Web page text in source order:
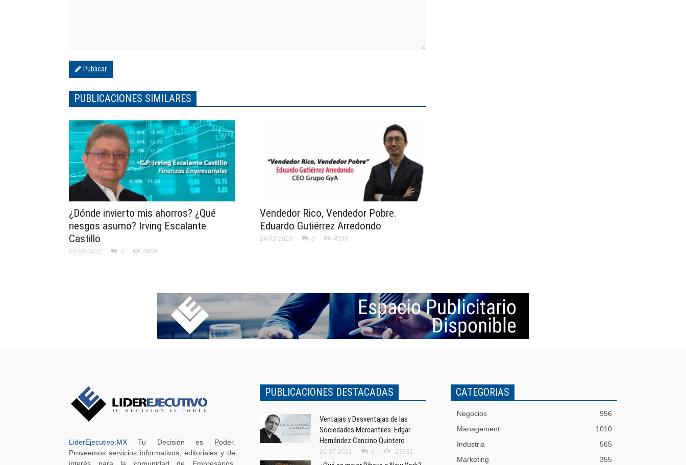
Publicar
PUBLICACIONES SIMILARES
¿Dónde invierto mis ahorros? ¿Qué
riesgos asumo? Irving Escalante
Castillo
02-08-2021 0 4909
Vendedor Rico, Vendedor Pobre.
Eduardo Gutiérrez Arredondo
14-03-2023 0 4590
LiderEjecutivo.MX Tu Decisión es Poder.
Proveemos servicios informativos, editoriales y de
PUBLICACIONES DESTACADAS
Ventajas y Desventajas de las
Sociedades Mercantiles. Edgar
Hernández Cancino Quintero
26-07-2021 0 23331
CATEGORIAS
Negocios
956
Management
1010
Industria
565
Marketing
355